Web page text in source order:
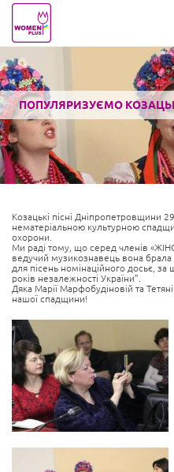
ПОПУЛЯРИЗУЄМО
Козацькі пісні Дніпропетровщини
нематеріальною культурною
охорони.
Ми раді тому, що серед членів
ведучий музикознавець вона брала
для пісень номінаційного досьє,
років незалежності України”.
Дяка Марії Марфобудіновій та
нашої спадщини!